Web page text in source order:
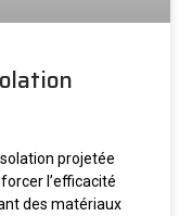
projetée
l’efficacité
des matériaux